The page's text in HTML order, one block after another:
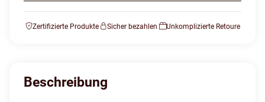
Zertifizierte Produkte Sicher bezahlen Unkomplizierte Retoure
Beschreibung